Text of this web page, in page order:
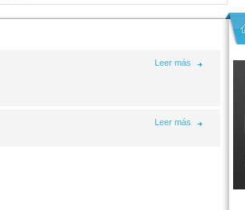
Leer más
Leer más